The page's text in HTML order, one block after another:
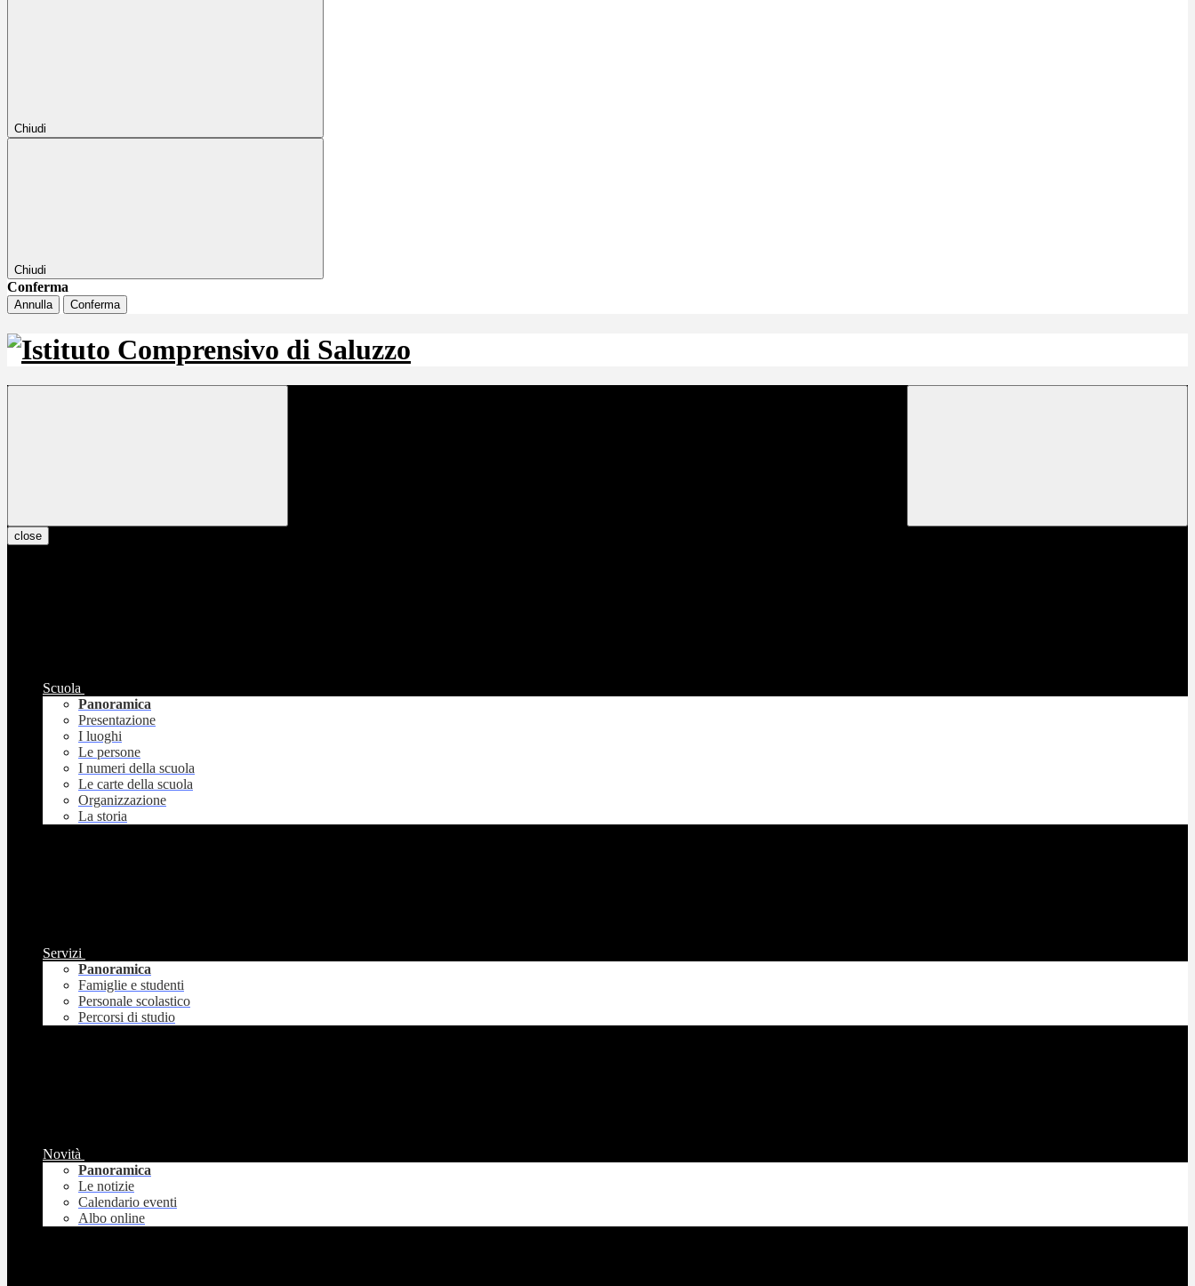
Chiudi
Chiudi
Conferma
Annulla Conferma
close
Scuola
Panoramica
Presentazione
I luoghi
Le persone
I numeri della scuola
Le carte della scuola
Organizzazione
La storia
Servizi
Panoramica
Famiglie e studenti
Personale scolastico
Percorsi di studio
Novità
Panoramica
Le notizie
Calendario eventi
Albo online